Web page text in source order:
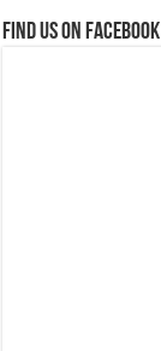
Find us on Facebook